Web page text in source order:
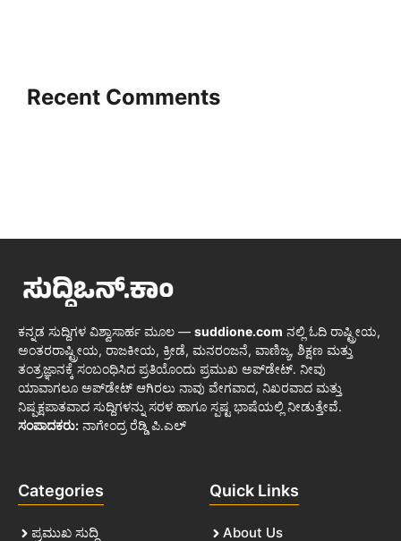
Recent Comments
ಕನ್ನಡ ಸುದ್ದಿಗಳ ವಿಶ್ವಾಸಾರ್ಹ ಮೂಲ — suddione.com ನಲ್ಲಿ ಓದಿ ರಾಷ್ಟ್ರೀಯ,
ಅಂತರರಾಷ್ಟ್ರೀಯ, ರಾಜಕೀಯ, ಕ್ರೀಡೆ, ಮನರಂಜನೆ, ವಾಣಿಜ್ಯ, ಶಿಕ್ಷಣ ಮತ್ತು
ತಂತ್ರಜ್ಞಾನಕ್ಕೆ ಸಂಬಂಧಿಸಿದ ಪ್ರತಿಯೊಂದು ಪ್ರಮುಖ ಅಪ್‌ಡೇಟ್. ನೀವು
ಯಾವಾಗಲೂ ಅಪ್‌ಡೇಟ್ ಆಗಿರಲು ನಾವು ವೇಗವಾದ, ನಿಖರವಾದ ಮತ್ತು
ನಿಷ್ಪಕ್ಷಪಾತವಾದ ಸುದ್ದಿಗಳನ್ನು ಸರಳ ಹಾಗೂ ಸ್ಪಷ್ಟ ಭಾಷೆಯಲ್ಲಿ ನೀಡುತ್ತೇವೆ.
ಸಂಪಾದಕರು: ನಾಗೇಂದ್ರ ರೆಡ್ಡಿ ಪಿ.ಎಲ್
Categories
ಪ್ರಮುಖ ಸುದ್ದಿ
Quick Links
About Us